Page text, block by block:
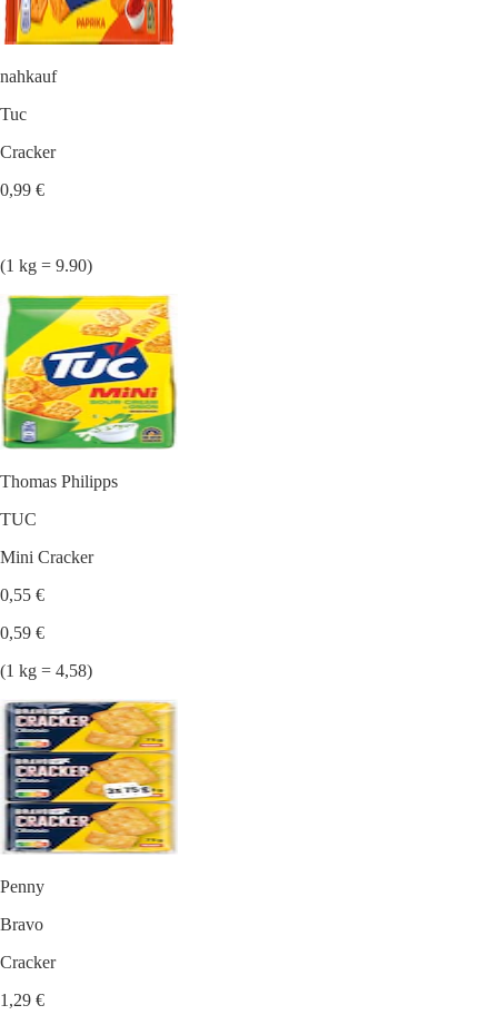
nahkauf
Tuc
Cracker
0,99 €
(1 kg = 9.90)
Thomas Philipps
TUC
Mini Cracker
0,55 €
0,59 €
(1 kg = 4,58)
Penny
Bravo
Cracker
1,29 €